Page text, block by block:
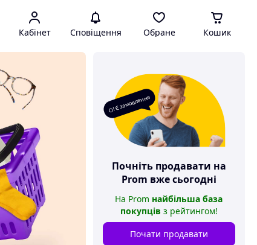
Кабінет Сповіщення Обране Кошик
О! Є замовлення
Почніть продавати на
Prom вже сьогодні
На Prom найбільша база
покупців з рейтингом!
Почати продавати